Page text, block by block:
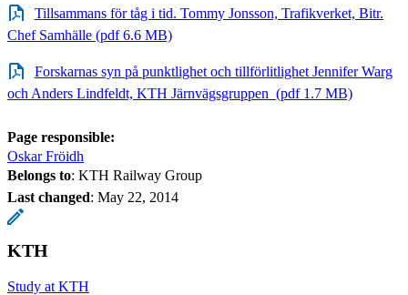
Tillsammans för tåg i tid. Tommy Jonsson, Trafikverket, Bitr.
Chef Samhälle (pdf 6.6 MB)
Forskarnas syn på punktlighet och tillförlitlighet Jennifer Warg
och Anders Lindfeldt, KTH Järnvägsgruppen (pdf 1.7 MB)
Page responsible:
Oskar Fröidh
Belongs to: KTH Railway Group
Last changed: May 22, 2014
KTH
Study at KTH